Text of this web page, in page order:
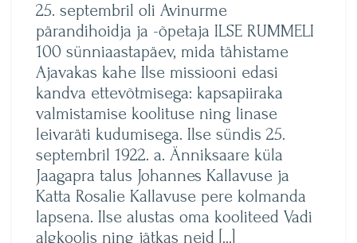
25. septembril oli Avinurme
pärandihoidja ja -õpetaja ILSE RUMMELI
100 sünniaastapäev, mida tähistame
Ajavakas kahe Ilse missiooni edasi
kandva ettevõtmisega: kapsapiiraka
valmistamise koolituse ning linase
leivaräti kudumisega. Ilse sündis 25.
septembril 1922. a. Änniksaare küla
Jaagapra talus Johannes Kallavuse ja
Katta Rosalie Kallavuse pere kolmanda
lapsena. Ilse alustas oma kooliteed Vadi
algkoolis ning jätkas neid […]